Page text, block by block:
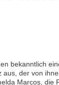
bekanntlich
aus, der von
Marcos, die